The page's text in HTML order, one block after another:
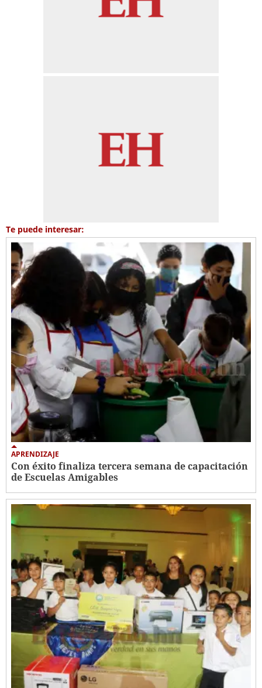
Te puede interesar:
APRENDIZAJE
Con éxito finaliza tercera semana de capacitación
de Escuelas Amigables